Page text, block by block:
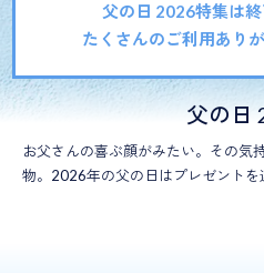
父の日 2026特集は終
たくさんのご利用あり
父の日
お父さんの喜ぶ顔がみたい。その気
物。 2026年の父の日はプレゼント